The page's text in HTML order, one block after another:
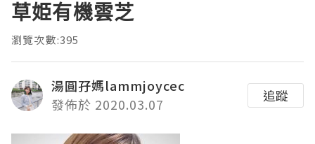
草姫有機雲芝
瀏覽次數:395
湯圓孖媽lammjoycec
發佈於 2020.03.07
追蹤